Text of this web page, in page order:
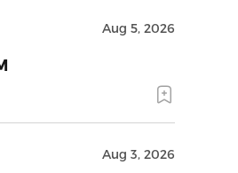
Aug 5, 2026
Aug 3, 2026